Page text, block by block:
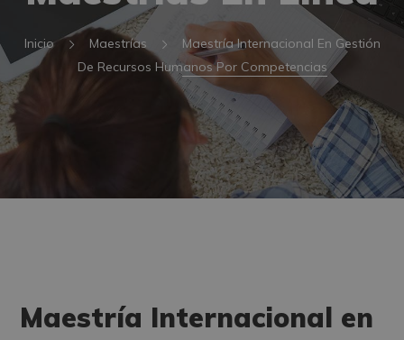
Inicio Maestrías
Maestría Internacional En Gestión
De Recursos Humanos Por Competencias
Maestría Internacional en